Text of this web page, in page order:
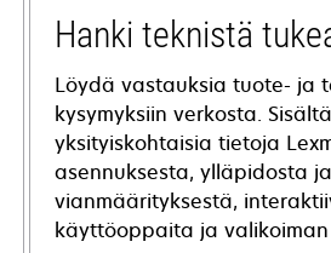
Hanki teknistä
Löydä vastauksia tuote- ja
kysymyksiin verkosta.
yksityiskohtaisia tietoja
asennuksesta, ylläpidosta ja
vianmäärityksestä,
käyttöoppaita ja